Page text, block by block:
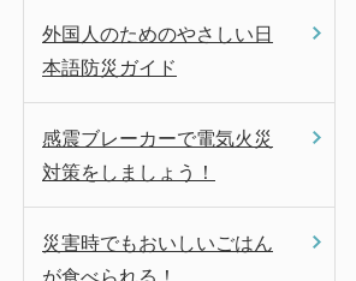
外国人のためのやさしい日
本語防災ガイド
感震ブレーカーで電気火災
対策をしましょう！
災害時でもおいしいごはん
が食べられる！